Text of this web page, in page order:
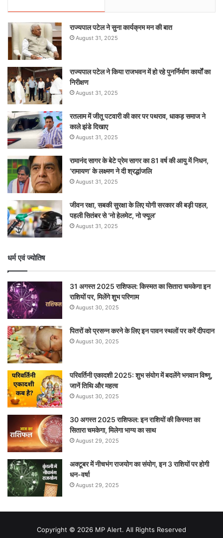
राज्यपाल पटेल ने सुना कार्यक्रम मन की बात
August 31, 2025
राज्यपाल पटेल ने किया राजभवन में हो रहे पुनर्निर्माण कार्यों का
निरीक्षण
August 31, 2025
रतलाम में जीतू पटवारी की कार पर पथराव, धाकड़ समाज ने
काले झंडे दिखाए
August 31, 2025
रामानंद सागर के बेटे प्रेम सागर का 81 वर्ष की आयु में निधन,
‘रामायण’ के लक्ष्मण ने दी श्रद्धांजलि
August 31, 2025
जीवन रक्षा, सबकी सुरक्षा के लिए योगी सरकार की बड़ी पहल,
पहली सितंबर से ‘नो हेलमेट, नो फ्यूल’
August 31, 2025
धर्म एवं ज्योतिष
31 अगस्त 2025 राशिफल: किस्मत का सितारा चमकेगा इन
राशियों पर, मिलेंगे शुभ परिणाम
August 30, 2025
पितरों को प्रसन्न करने के लिए इन पावन स्थलों पर करें दीपदान
August 30, 2025
परिवर्तिनी एकादशी 2025: शुभ संयोग में बदलेंगे भगवान विष्णु,
जानें तिथि और महत्व
August 30, 2025
30 अगस्त 2025 राशिफल: इन राशियों की किस्मत का
सितारा चमकेगा, मिलेगा भाग्य का साथ
August 29, 2025
अक्टूबर में नीचभंग राजयोग का संयोग, इन 3 राशियों पर होगी
धन-वर्षा
August 29, 2025
Copyright © 2026 MP Alert. All Rights Reserved